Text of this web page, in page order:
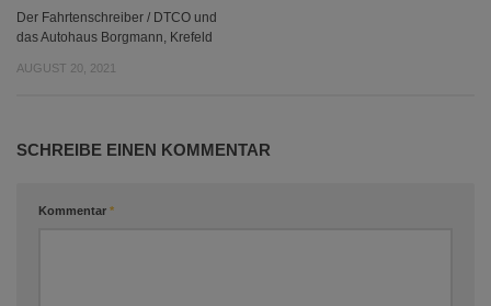
Der Fahrtenschreiber / DTCO und
das Autohaus Borgmann, Krefeld
AUGUST 20, 2021
SCHREIBE EINEN KOMMENTAR
Kommentar *